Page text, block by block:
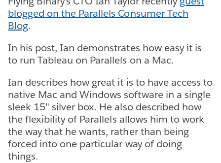
blogged on the Parallels Consumer Tech
Blog.
In his post, Ian demonstrates how easy it is
to run Tableau on Parallels on a Mac.
Ian describes how great it is to have access to
native Mac and Windows software in a single
sleek 15" silver box. He also described how
the flexibility of Parallels allows him to work
the way that he wants, rather than being
forced into one particular way of doing
things.